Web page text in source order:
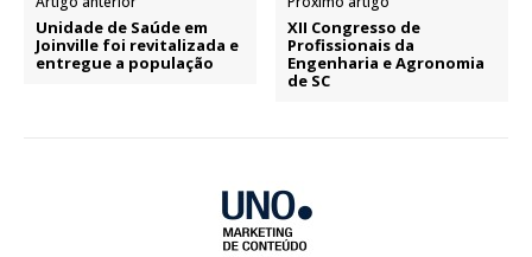
Unidade de Saúde em
Joinville foi revitalizada e
entregue a população
XII Congresso de
Profissionais da
Engenharia e Agronomia
de SC